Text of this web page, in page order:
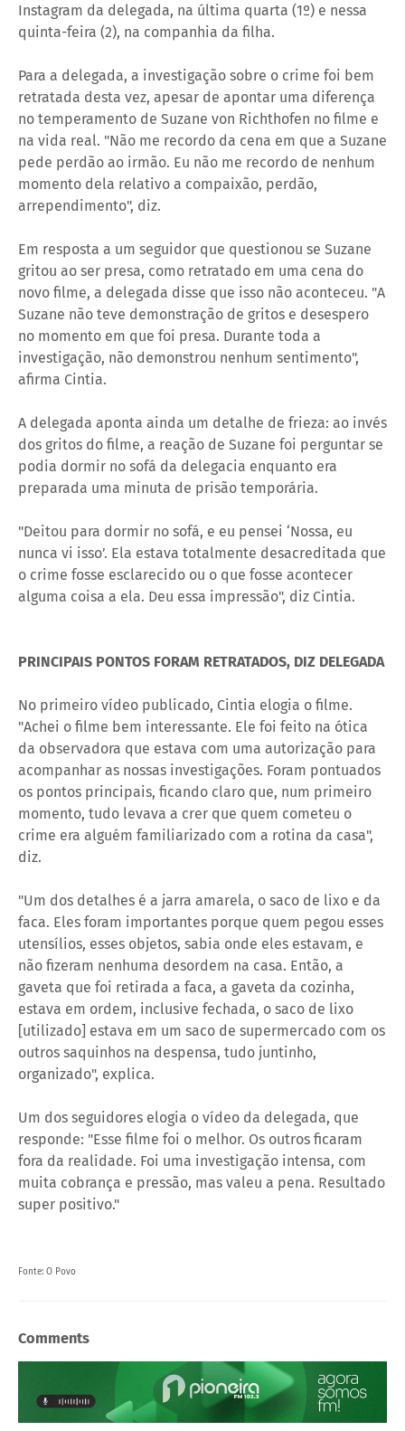
Instagram da delegada, na última quarta (1º) e nessa
quinta-feira (2), na companhia da filha.
Para a delegada, a investigação sobre o crime foi bem
retratada desta vez, apesar de apontar uma diferença
no temperamento de Suzane von Richthofen no filme e
na vida real. "Não me recordo da cena em que a Suzane
pede perdão ao irmão. Eu não me recordo de nenhum
momento dela relativo a compaixão, perdão,
arrependimento", diz.
Em resposta a um seguidor que questionou se Suzane
gritou ao ser presa, como retratado em uma cena do
novo filme, a delegada disse que isso não aconteceu. "A
Suzane não teve demonstração de gritos e desespero
no momento em que foi presa. Durante toda a
investigação, não demonstrou nenhum sentimento",
afirma Cintia.
A delegada aponta ainda um detalhe de frieza: ao invés
dos gritos do filme, a reação de Suzane foi perguntar se
podia dormir no sofá da delegacia enquanto era
preparada uma minuta de prisão temporária.
"Deitou para dormir no sofá, e eu pensei ‘Nossa, eu
nunca vi isso’. Ela estava totalmente desacreditada que
o crime fosse esclarecido ou o que fosse acontecer
alguma coisa a ela. Deu essa impressão", diz Cintia.
PRINCIPAIS PONTOS FORAM RETRATADOS, DIZ DELEGADA
No primeiro vídeo publicado, Cintia elogia o filme.
"Achei o filme bem interessante. Ele foi feito na ótica
da observadora que estava com uma autorização para
acompanhar as nossas investigações. Foram pontuados
os pontos principais, ficando claro que, num primeiro
momento, tudo levava a crer que quem cometeu o
crime era alguém familiarizado com a rotina da casa",
diz.
"Um dos detalhes é a jarra amarela, o saco de lixo e da
faca. Eles foram importantes porque quem pegou esses
utensílios, esses objetos, sabia onde eles estavam, e
não fizeram nenhuma desordem na casa. Então, a
gaveta que foi retirada a faca, a gaveta da cozinha,
estava em ordem, inclusive fechada, o saco de lixo
[utilizado] estava em um saco de supermercado com os
outros saquinhos na despensa, tudo juntinho,
organizado", explica.
Um dos seguidores elogia o vídeo da delegada, que
responde: "Esse filme foi o melhor. Os outros ficaram
fora da realidade. Foi uma investigação intensa, com
muita cobrança e pressão, mas valeu a pena. Resultado
super positivo."
Fonte: O Povo
Comments